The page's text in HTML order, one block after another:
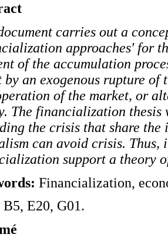
carries out a
approaches' for
of the accumulation
by an exogenous rupture
of the market, or
The financialization
the crisis that share
can avoid crisis. Thus,
support a theory
Financialization,
B5, E20, G01.